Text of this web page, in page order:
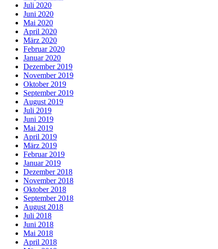
Juli 2020
Juni 2020
Mai 2020
April 2020
März 2020
Februar 2020
Januar 2020
Dezember 2019
November 2019
Oktober 2019
September 2019
August 2019
Juli 2019
Juni 2019
Mai 2019
April 2019
März 2019
Februar 2019
Januar 2019
Dezember 2018
November 2018
Oktober 2018
September 2018
August 2018
Juli 2018
Juni 2018
Mai 2018
April 2018